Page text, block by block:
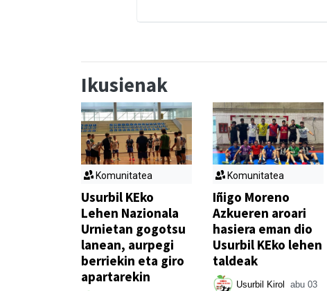
Ikusienak
Komunitatea
Usurbil KEko
Lehen Nazionala
Urnietan gogotsu
lanean, aurpegi
berriekin eta giro
apartarekin
Komunitatea
Iñigo Moreno
Azkueren aroari
hasiera eman dio
Usurbil KEko lehen
taldeak
Usurbil Kirol abu 03